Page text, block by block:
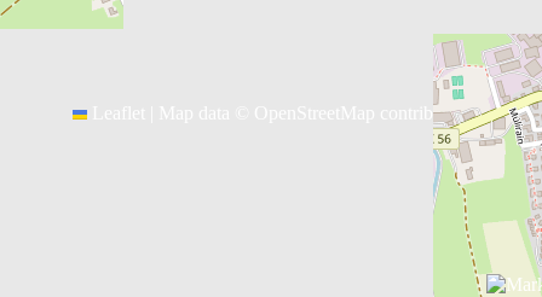
Leaflet contributors